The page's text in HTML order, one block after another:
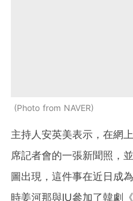
Photo from NAVER
主持人安英美表示，在網
席記者會的一張新聞照，
圖出現，這件事在近日成
時姜河那與IU參加了韓劇《